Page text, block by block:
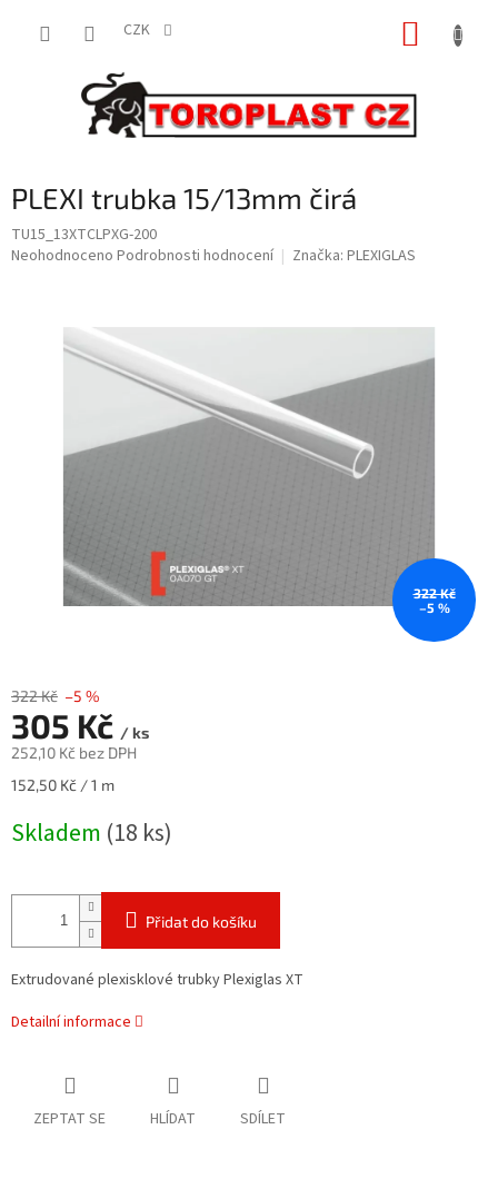
CZK
PLEXI trubka 15/13mm čirá
TU15_13XTCLPXG-200
Průměrné
Neohodnoceno Podrobnosti hodnocení Značka: PLEXIGLAS
322 Kč
–5 %
322 Kč –5 %
305 Kč / ks
252,10 Kč bez DPH
Měrná
152,50 Kč / 1 m
Skladem (18 ks)
Přidat do košíku
Extrudované plexisklové trubky Plexiglas XT
Detailní informace
ZEPTAT SE HLÍDAT SDÍLET